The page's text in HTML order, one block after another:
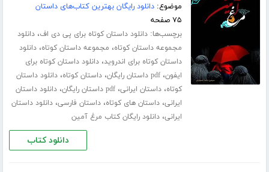
موضوع:دانلود رایگان بهترین کتاب‌های داستان
۷۵ صفحه
برچسب‌ها:دانلود داستان کوتاه برای پی دی اف،دانلود
مجموعه داستان کوتاه، مجموعه داستان کوتاه،دانلود
داستان کوتاه برای اندروید،دانلود داستان کوتاه برای
ایفون،pdf داستان رایگان ،داستان کوتاه،دانلود داستان
کوتاه،داستان ایرانی،pdf داستان رایگان ،دانلود داستان
ایرانی،داستان های کوتاه،داستان فارسی،دانلود داستان
ایرانی،دانلود رایگان کتاب مرغ آمین
دانلود کتاب